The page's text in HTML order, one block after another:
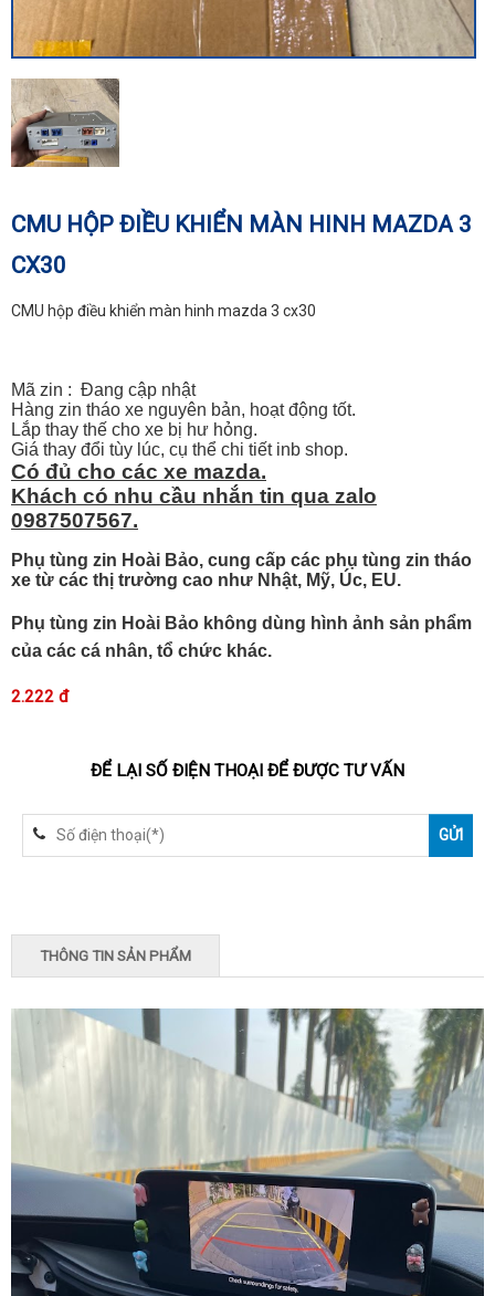
CMU HỘP ĐIỀU KHIỂN MÀN HINH MAZDA 3
CX30
CMU hộp điều khiển màn hinh mazda 3 cx30
Mã zin : Đang cập nhật
Hàng zin tháo xe nguyên bản, hoạt động tốt.
Lắp thay thế cho xe bị hư hỏng.
Giá thay đổi tùy lúc, cụ thể chi tiết inb shop.
Có đủ cho các xe mazda.
Khách có nhu cầu nhắn tin qua zalo
0987507567.
Phụ tùng zin Hoài Bảo, cung cấp các phụ tùng zin tháo
xe từ các thị trường cao như Nhật, Mỹ, Úc, EU.
Phụ tùng zin Hoài Bảo không dùng hình ảnh sản phẩm
của các cá nhân, tổ chức khác.
2.222 đ
ĐỂ LẠI SỐ ĐIỆN THOẠI ĐỂ ĐƯỢC TƯ VẤN
THÔNG TIN SẢN PHẨM